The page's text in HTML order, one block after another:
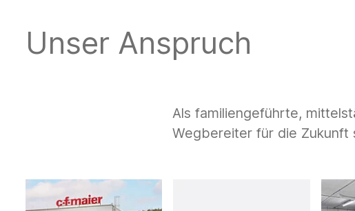
Unser Anspruch
Als familiengeführte,
Wegbereiter für die Zukunft